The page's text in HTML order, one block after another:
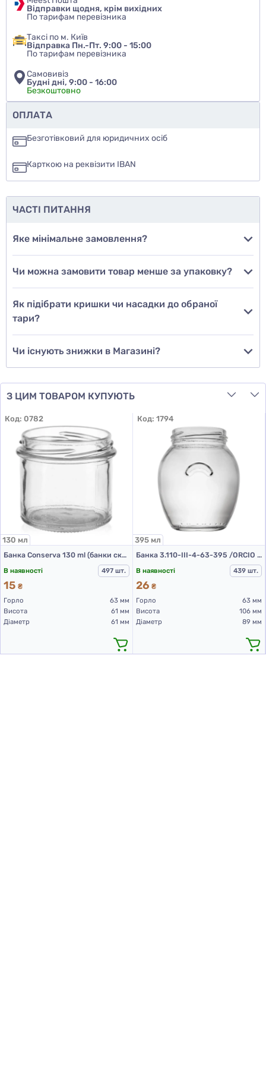
Чи рекомендуєте ви цей товар
так
ще не знаю
Додати відгук
Відправки щодня, крім вихідних
По тарифам перевізника
Таксі по м. Київ
Відправка Пн.-Пт. 9:00 - 15:00
По тарифам перевізника
Самовивіз
Будні дні, 9:00 - 16:00
Безкоштовно
ОПЛАТА
Безготівковий для юридичних осіб
Карткою на реквізити IBAN
ЧАСТІ ПИТАННЯ
Яке мінімальне замовлення?
Чи можна замовити товар менше за упаковку?
Як підібрати кришки чи насадки до обраної
тари?
Чи існують знижки в Магазині?
З ЦИМ ТОВАРОМ КУПУЮТЬ
Код: 0782
130 мл
Банка Conserva 130 ml (банки скляні 130 мл)
В наявності
497 шт.
15 ₴
Горло
63 мм
Висота
61 мм
Діаметр
61 мм
Код: 1794
395 мл
Банка 3.110-III-4-63-395 /ORCIO (скляна банка 395 мл)
В наявності
439 шт.
26 ₴
Горло
63 мм
Висота
106 мм
Діаметр
89 мм